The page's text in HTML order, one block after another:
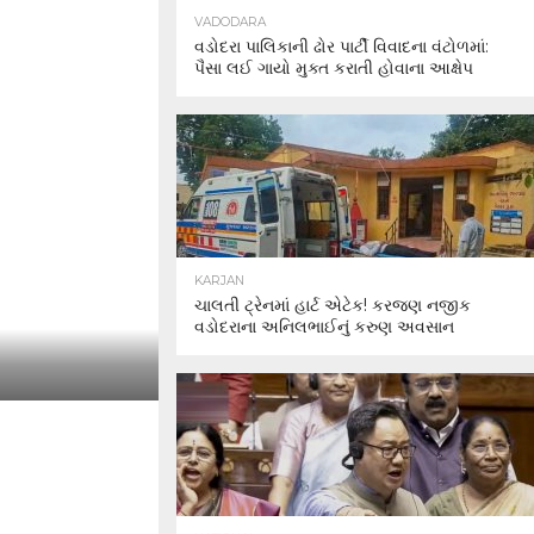
VADODARA
વડોદરા પાલિકાની ઢોર પાર્ટી વિવાદના વંટોળમાં:
પૈસા લઈ ગાયો મુક્ત કરાતી હોવાના આક્ષેપ
KARJAN
ચાલતી ટ્રેનમાં હાર્ટ એટેક! કરજણ નજીક
વડોદરાના અનિલભાઈનું કરુણ અવસાન